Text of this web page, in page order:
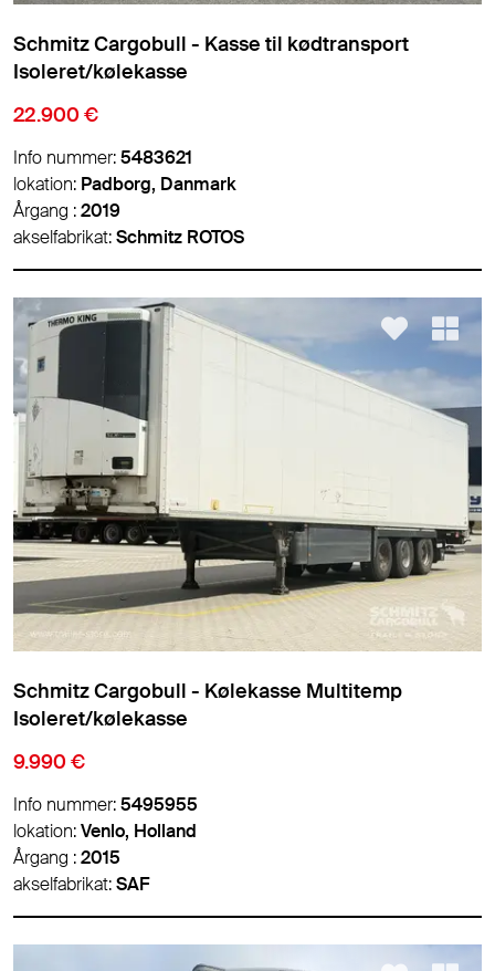
Schmitz Cargobull - Kasse til kødtransport
Isoleret/kølekasse
22.900 €
Info nummer:5483621
lokation: Padborg, Danmark
Årgang :2019
akselfabrikat:Schmitz ROTOS
Schmitz Cargobull - Kølekasse Multitemp
Isoleret/kølekasse
9.990 €
Info nummer:5495955
lokation:Venlo, Holland
Årgang :2015
akselfabrikat:SAF